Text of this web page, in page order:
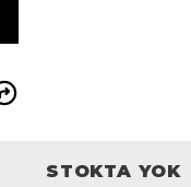
STOKTA YOK